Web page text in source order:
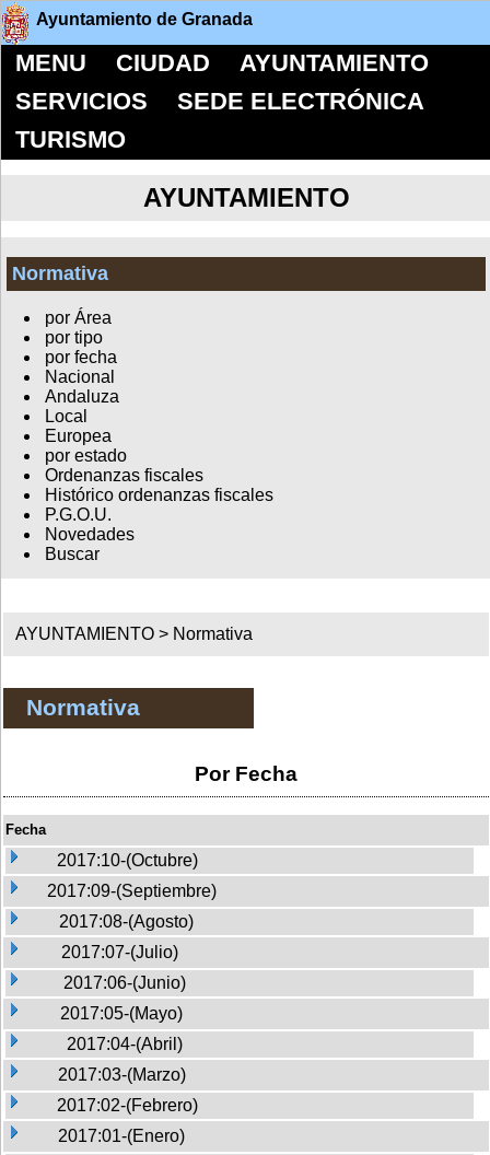
Ayuntamiento de Granada
MENU CIUDAD
AYUNTAMIENTO
SERVICIOS
SEDE ELECTRÓNICA
TURISMO
AYUNTAMIENTO
Normativa
por Área
por tipo
por fecha
Nacional
Andaluza
Local
Europea
por estado
Ordenanzas fiscales
Histórico ordenanzas fiscales
P.G.O.U.
Novedades
Buscar
AYUNTAMIENTO > Normativa
Normativa
Por Fecha
Fecha
2017:10-(Octubre)
2017:09-(Septiembre)
2017:08-(Agosto)
2017:07-(Julio)
2017:06-(Junio)
2017:05-(Mayo)
2017:04-(Abril)
2017:03-(Marzo)
2017:02-(Febrero)
2017:01-(Enero)